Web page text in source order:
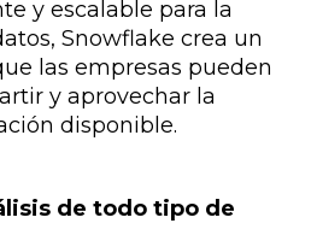
y escalable para la
Snowflake crea un
las empresas pueden
y aprovechar la
disponible.
de todo tipo de